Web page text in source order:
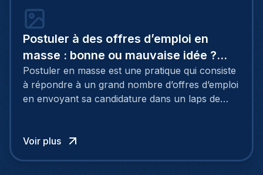
Postuler à des offres d’emploi en
masse : bonne ou mauvaise idée ?
Témoignage
Postuler en masse est une pratique qui consiste
à répondre à un grand nombre d’offres d’emploi
en envoyant sa candidature dans un laps de
CV et sa lettre de motivation, est-ce une bonne
Voir plus